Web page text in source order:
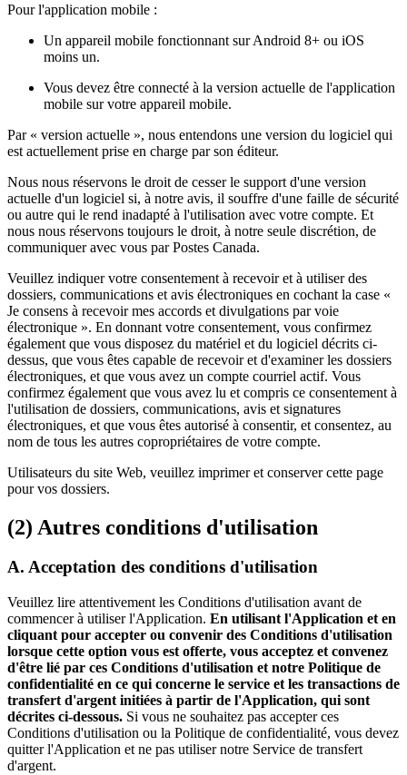
Pour l'application mobile :
Un appareil mobile fonctionnant sur Android 8+ ou iOS
moins un.
Vous devez être connecté à la version actuelle de l'application
mobile sur votre appareil mobile.
Par « version actuelle », nous entendons une version du logiciel qui
est actuellement prise en charge par son éditeur.
Nous nous réservons le droit de cesser le support d'une version
actuelle d'un logiciel si, à notre avis, il souffre d'une faille de sécurité
ou autre qui le rend inadapté à l'utilisation avec votre compte. Et
nous nous réservons toujours le droit, à notre seule discrétion, de
communiquer avec vous par Postes Canada.
Veuillez indiquer votre consentement à recevoir et à utiliser des
dossiers, communications et avis électroniques en cochant la case «
Je consens à recevoir mes accords et divulgations par voie
électronique ». En donnant votre consentement, vous confirmez
également que vous disposez du matériel et du logiciel décrits ci-
dessus, que vous êtes capable de recevoir et d'examiner les dossiers
électroniques, et que vous avez un compte courriel actif. Vous
confirmez également que vous avez lu et compris ce consentement à
l'utilisation de dossiers, communications, avis et signatures
électroniques, et que vous êtes autorisé à consentir, et consentez, au
nom de tous les autres copropriétaires de votre compte.
Utilisateurs du site Web, veuillez imprimer et conserver cette page
pour vos dossiers.
(2) Autres conditions d'utilisation
A. Acceptation des conditions d'utilisation
Veuillez lire attentivement les Conditions d'utilisation avant de
commencer à utiliser l'Application. En utilisant l'Application et en
cliquant pour accepter ou convenir des Conditions d'utilisation
lorsque cette option vous est offerte, vous acceptez et convenez
d'être lié par ces Conditions d'utilisation et notre Politique de
confidentialité en ce qui concerne le service et les transactions de
transfert d'argent initiées à partir de l'Application, qui sont
décrites ci-dessous. Si vous ne souhaitez pas accepter ces
Conditions d'utilisation ou la Politique de confidentialité, vous devez
quitter l'Application et ne pas utiliser notre Service de transfert
d'argent.